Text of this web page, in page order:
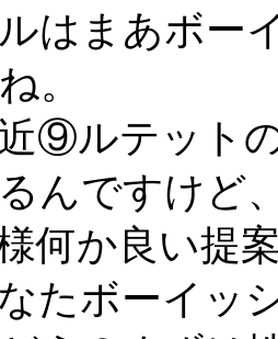
はまあボー
。
⑨ルテット
んですけど
何か良い提
たボーイッ